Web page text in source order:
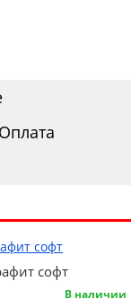
Оплата
софт
В наличии